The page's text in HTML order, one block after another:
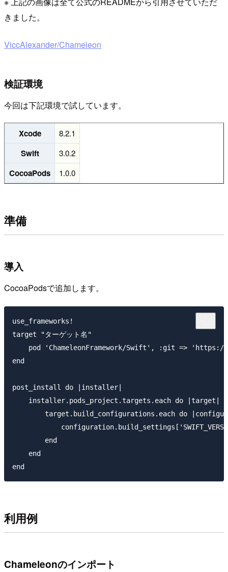
きました。
ViccAlexander/Chameleon
検証環境
今回は下記環境で試しています。
Xcode 8.2.1
Swift 3.0.2
CocoaPods 1.0.0
準備
導入
CocoaPodsで追加します。
use_frameworks!
target "ターゲット名"
pod 'ChameleonFramework/Swift', :git =>
end
post_install do |installer|
    installer.pods_project.targets.each do |target|
target.build_configurations.each do
        end
    end
利用例
Chameleonのインポート